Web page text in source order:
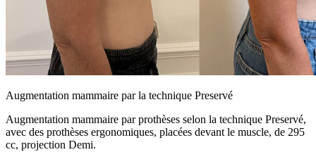
Augmentation mammaire par la technique Preservé
Augmentation mammaire par prothèses selon la technique Preservé,
avec des prothèses ergonomiques, placées devant le muscle, de 295
cc, projection Demi.